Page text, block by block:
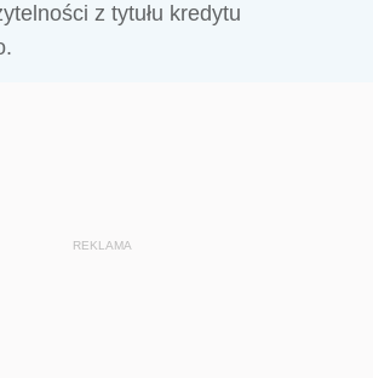
z tytułu kredytu
REKLAMA